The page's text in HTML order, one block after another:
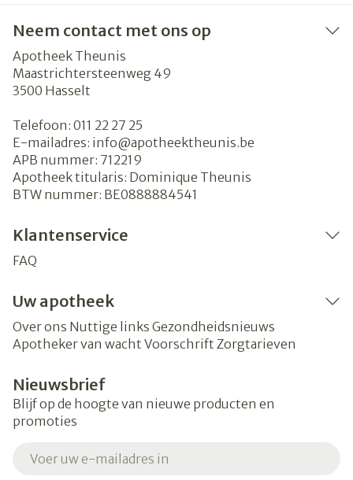
Neem contact met ons op
Apotheek Theunis
Maastrichtersteenweg 49
3500 Hasselt
Telefoon: 011 22 27 25
E-mailadres: info@apotheektheunis.be
APB nummer: 712219
Apotheek titularis: Dominique Theunis
BTW nummer: BE0888884541
Klantenservice
FAQ
Uw apotheek
Over ons Nuttige links Gezondheidsnieuws
Apotheker van wacht Voorschrift Zorgtarieven
Nieuwsbrief
Blijf op de hoogte van nieuwe producten en
promoties